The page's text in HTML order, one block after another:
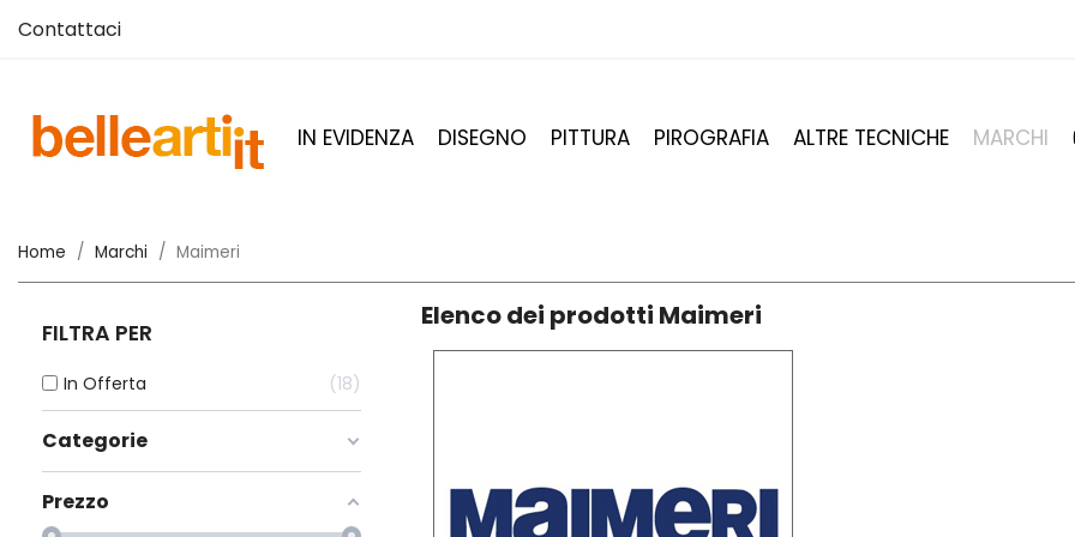
Contattaci
IN EVIDENZA DISEGNO PITTURA PIROGRAFIA ALTRE TECNICHE MARCHI
Home Marchi Maimeri
FILTRA PER
In Offerta 18
Categorie
Prezzo
Elenco dei prodotti Maimeri